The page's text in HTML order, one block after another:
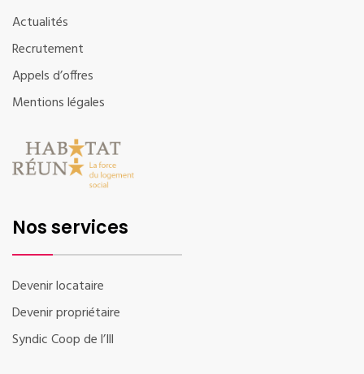
Actualités
Recrutement
Appels d’offres
Mentions légales
Nos services
Devenir locataire
Devenir propriétaire
Syndic Coop de l’Ill